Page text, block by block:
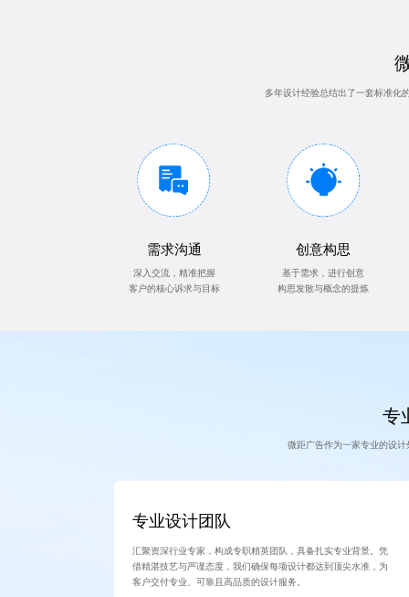
多年设计经验总结出了一套标准化
需求沟通
深入交流，精准把握
客户的核心诉求与目标
创意构思
基于需求，进行创意
构思发散与概念的提炼
专
微距广告作为一家专业的设
专业设计团队
汇聚资深行业专家，构成专职精英团队，具备扎实专业背景。凭
借精湛技艺与严谨态度，我们确保每项设计都达到顶尖水准，为
客户交付专业、可靠且高品质的设计服务。